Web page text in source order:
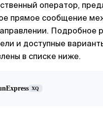
оператор,
прямое сообщение
Подробное
и доступные
в списке ниже.
XQ